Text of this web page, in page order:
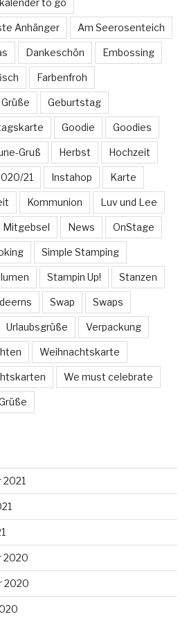
Anhänger Am Seerosenteich
Dankeschön Embossing
Farbenfroh
Geburtstag
Goodie Goodies
Gruß Herbst Hochzeit
21 Instahop Karte
Kommunion Luv und Lee
Mitgebsel News OnStage
Simple Stamping
Stampin Up! Stanzen
Swap Swaps
Urlaubsgrüße Verpackung
Weihnachtskarte
We must celebrate
2020
2020